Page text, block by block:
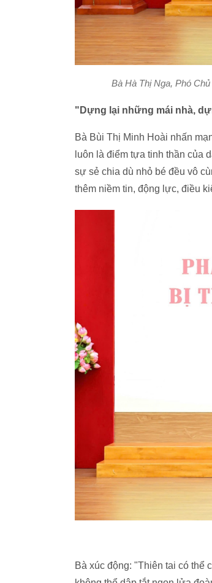
Bà Hà Thị Nga, Phó
"Dựng lại những mái nhà,
Bà Bùi Thị Minh Hoài nhấn
luôn là điểm tựa tinh thần của
sự sẻ chia dù nhỏ bé đều vô
thêm niềm tin, động lực, điều
Bà xúc động: "Thiên tai có